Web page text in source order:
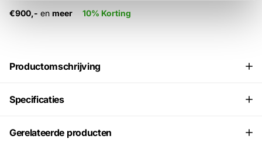
€900,- en meer 10% Korting
Productomschrijving
Specificaties
Gerelateerde producten